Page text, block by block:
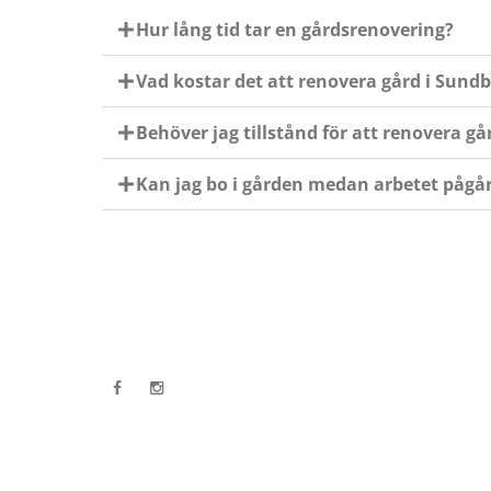
Hur lång tid tar en gårdsrenovering?
Vad kostar det att renovera gård i
Behöver jag tillstånd för att renovera
Kan jag bo i gården medan arbetet